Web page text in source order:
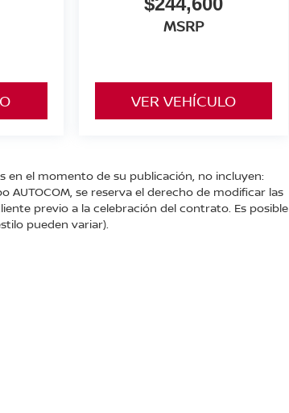
MSRP
VER VEHÍCULO
en el momento de su publicación, no incluyen:
se reserva el derecho de modificar las
previo a la celebración del contrato. Es posible
pueden variar).